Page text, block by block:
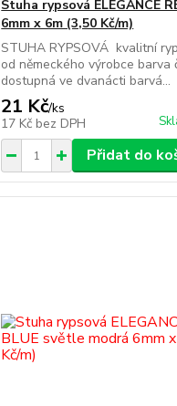
Stuha rypsová ELEGANCE
6mm x 6m (3,50 Kč/m)
STUHA RYPSOVÁ kvalitní
od německého výrobce barva
dostupná ve dvanácti barvá...
21 Kč/ks
17 Kč bez DPH
Přidat do